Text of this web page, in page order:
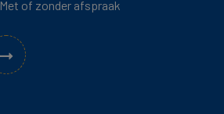
Met of zonder afspraak